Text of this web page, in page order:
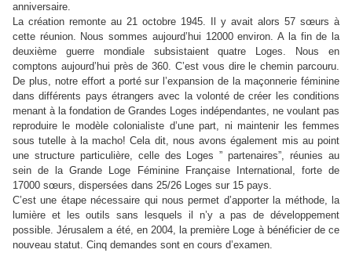
anniversaire.
La création remonte au 21 octobre 1945. Il y avait alors 57 sœurs à
cette réunion. Nous sommes aujourd’hui 12000 environ. A la fin de la
deuxième guerre mondiale subsistaient quatre Loges. Nous en
comptons aujourd’hui près de 360. C’est vous dire le chemin parcouru.
De plus, notre effort a porté sur l’expansion de la maçonnerie féminine
dans différents pays étrangers avec la volonté de créer les conditions
menant à la fondation de Grandes Loges indépendantes, ne voulant pas
reproduire le modèle colonialiste d’une part, ni maintenir les femmes
sous tutelle à la macho! Cela dit, nous avons également mis au point
une structure particulière, celle des Loges ” partenaires”, réunies au
sein de la Grande Loge Féminine Française International, forte de
17000 sœurs, dispersées dans 25/26 Loges sur 15 pays.
C’est une étape nécessaire qui nous permet d’apporter la méthode, la
lumière et les outils sans lesquels il n’y a pas de développement
possible. Jérusalem a été, en 2004, la première Loge à bénéficier de ce
nouveau statut. Cinq demandes sont en cours d’examen.